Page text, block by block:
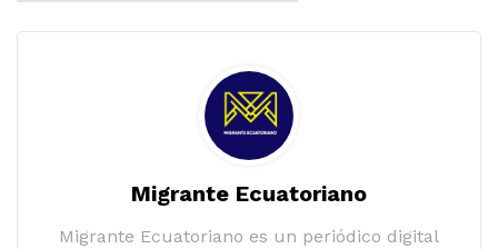
Migrante Ecuatoriano
Migrante Ecuatoriano es un periódico digital